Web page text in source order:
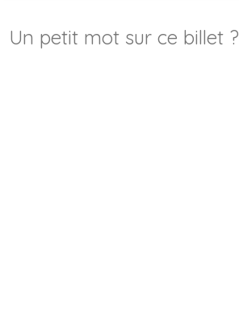
Un petit mot sur ce billet ?